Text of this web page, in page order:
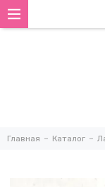
Главная Каталог